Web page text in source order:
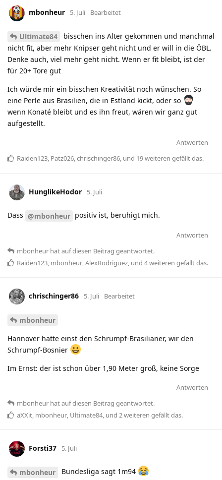
mbonheur 5. Juli Bearbeitet
Ultimate84
bisschen ins Alter gekommen und manchmal
nicht fit, aber mehr Knipser geht nicht und er will in die ÖBL.
Denke auch, viel mehr geht nicht. Wenn er fit bleibt, ist der
für 20+ Tore gut
Ich würde mir ein bisschen Kreativität noch wünschen. So
eine Perle aus Brasilien, die in Estland kickt, oder so
wenn Konaté bleibt und es ihn freut, wären wir ganz gut
aufgestellt.
Antworten
Raiden123, Patz026,chrischinger86, und 19weiteren gefällt das.
HunglikeHodor 5. Juli
Dass @mbonheur positiv ist, beruhigt mich.
Antworten
mbonheur hatauf diesen Beitrag geantwortet.
Raiden123, mbonheur,AlexRodriguez, und 4weiteren gefällt das.
chrischinger86 5. Juli Bearbeitet
mbonheur
Hannover hatte einst den Schrumpf-Brasilianer, wir den
Schrumpf-Bosnier
Im Ernst: der ist schon über 1,90 Meter groß, keine Sorge
Antworten
mbonheur hatauf diesen Beitrag geantwortet.
aXXit, mbonheur, Ultimate84, und 2weiteren gefällt das.
Forsti37 5. Juli
mbonheur Bundesliga sagt 1m94